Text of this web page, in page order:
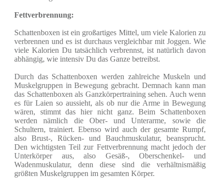
Fettverbrennung:
Schattenboxen ist ein großartiges Mittel, um viele Kalorien zu
verbrennen und es ist durchaus vergleichbar mit Joggen. Wie
viele Kalorien Du tatsächlich verbrennst, ist natürlich davon
abhängig, wie intensiv Du das Ganze betreibst.
Durch das Schattenboxen werden zahlreiche Muskeln und
Muskelgruppen in Bewegung gebracht. Demnach kann man
das Schattenboxen als Ganzkörpertraining sehen. Auch wenn
es für Laien so aussieht, als ob nur die Arme in Bewegung
wären, stimmt das hier nicht ganz. Beim Schattenboxen
werden nämlich die Ober- und Unterarme, sowie die
Schultern, trainiert. Ebenso wird auch der gesamte Rumpf,
also Brust-, Rücken- und Bauchmuskulatur, beansprucht.
Den wichtigsten Teil zur Fettverbrennung macht jedoch der
Unterkörper aus, also Gesäß-, Oberschenkel- und
Wadenmuskulatur, denn diese sind die verhältnismäßig
größten Muskelgruppen im gesamten Körper.